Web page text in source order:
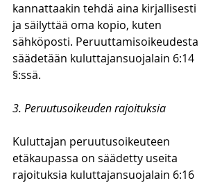
kannattaakin tehdä aina kirjallisesti
ja säilyttää oma kopio, kuten
sähköposti. Peruuttamisoikeudesta
säädetään kuluttajansuojalain 6:14
§:ssä.
3. Peruutusoikeuden rajoituksia
Kuluttajan peruutusoikeuteen
etäkaupassa on säädetty useita
rajoituksia kuluttajansuojalain 6:16